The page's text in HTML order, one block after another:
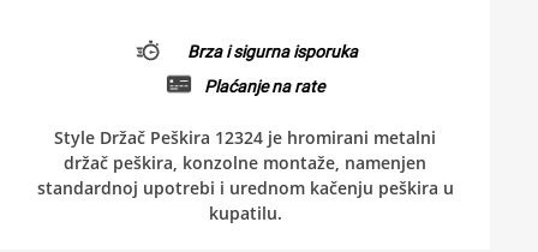
Brza i sigurna isporuka
Plaćanje na rate
Style Držač Peškira 12324 je hromirani metalni
držač peškira, konzolne montaže, namenjen
standardnoj upotrebi i urednom kačenju peškira u
kupatilu.